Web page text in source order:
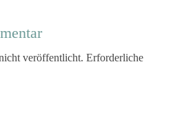
veröffentlicht. Erforderliche